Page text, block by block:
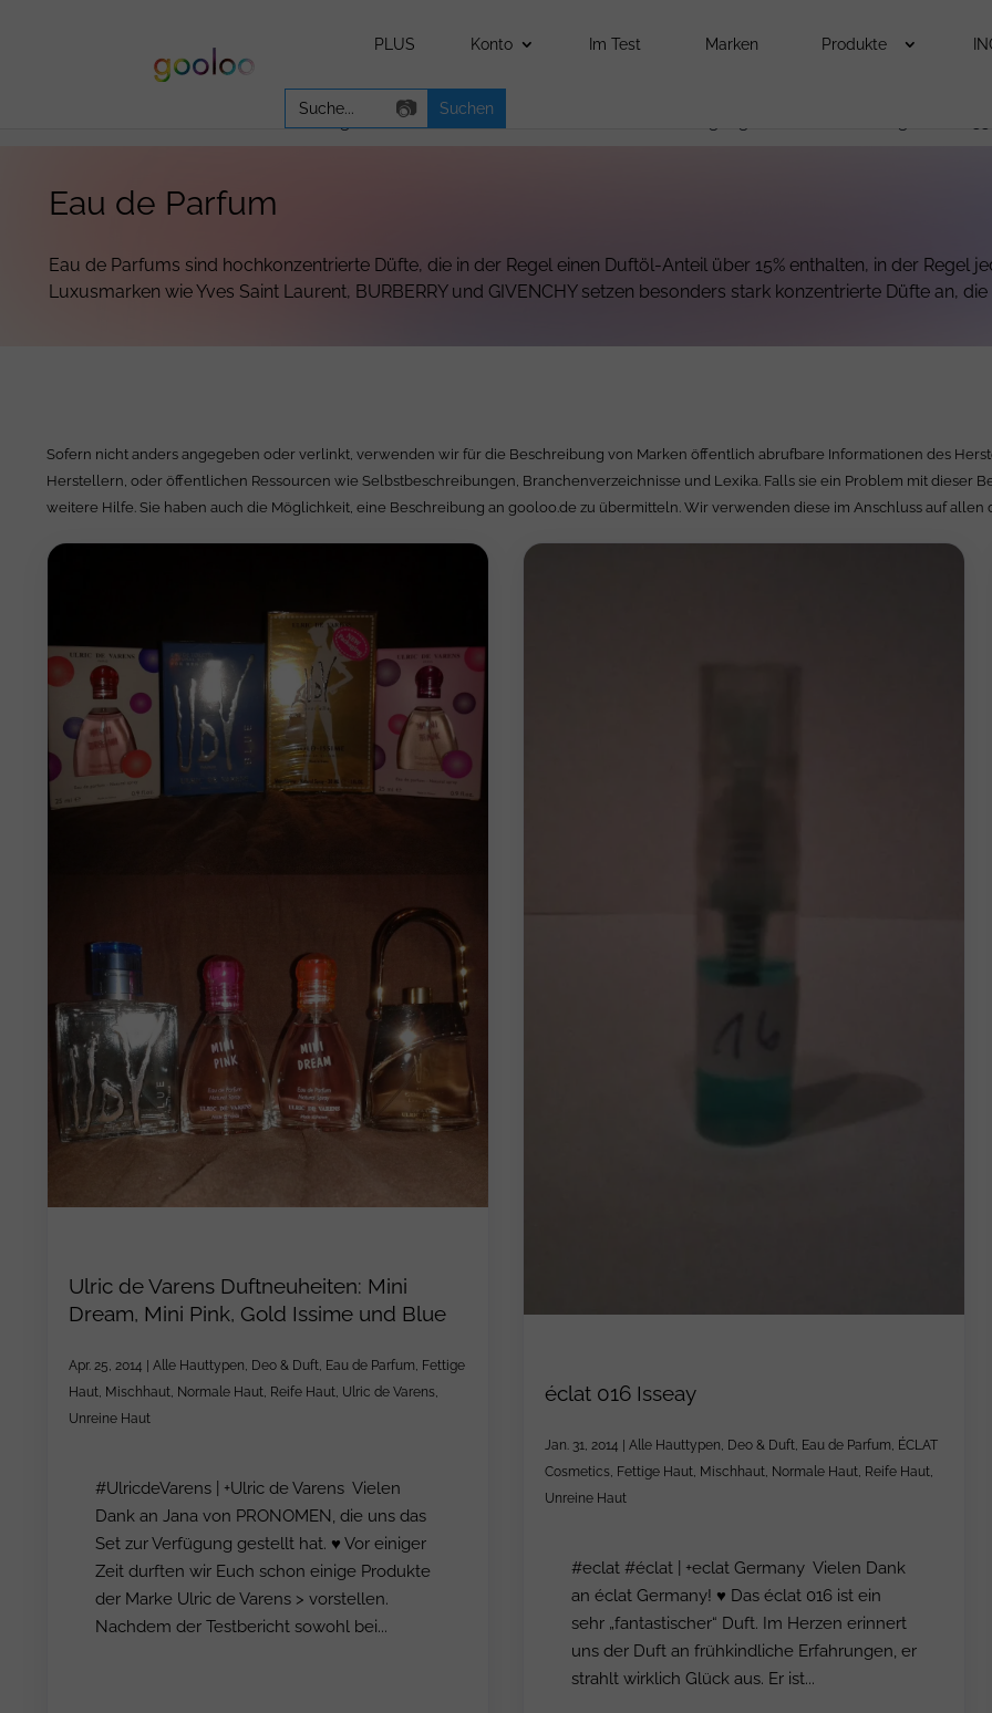
PLUS Konto Im Test Marken Produkte
Search
for:
📷
Aufgrund einer unterbrochenen Warmwasserversorgung keine neuen Beiträge in KW 33
Eau de Parfum
Eau de Parfums sind hochkonzentrierte Düfte, die in der Regel einen Duftöl-Anteil über 15% enthalten, in der Regel
Luxusmarken wie Yves Saint Laurent, BURBERRY und GIVENCHY setzen besonders stark konzentrierte Düfte an,
Sofern nicht anders angegeben oder verlinkt, verwenden wir für die Beschreibung von Marken öffentlich abrufbare Informationen des
Herstellern, oder öffentlichen Ressourcen wie Selbstbeschreibungen, Branchenverzeichnisse und Lexika. Falls sie ein Problem mit dieser
weitere Hilfe. Sie haben auch die Möglichkeit, eine Beschreibung an gooloo.de zu übermitteln. Wir verwenden diese im Anschluss auf
Ulric de Varens Duftneuheiten: Mini
Dream, Mini Pink, Gold Issime und Blue
Apr. 25, 2014 | Alle Hauttypen Deo & Duft Eau de Parfum Fettige
Haut Mischhaut Normale Haut Reife Haut Ulric de Varens
Unreine Haut
#UlricdeVarens | +Ulric de Varens Vielen
Dank an Jana von PRONOMEN, die uns das
Set zur Verfügung gestellt hat. ♥ Vor einiger
Zeit durften wir Euch schon einige Produkte
der Marke Ulric de Varens > vorstellen.
Nachdem der Testbericht sowohl bei...
éclat 016 Isseay
Jan. 31, 2014 Alle Hauttypen, Deo & Duft, Eau de Parfum, ÉCLAT
Cosmetics, Fettige Haut, Mischhaut, Normale Haut, Reife Haut,
Unreine Haut
#eclat #éclat | +eclat Germany Vielen Dank
an éclat Germany! ♥ Das éclat 016 ist ein
sehr „fantastischer“ Duft. Im Herzen erinnert
uns der Duft an frühkindliche Erfahrungen, er
strahlt wirklich Glück aus. Er ist...